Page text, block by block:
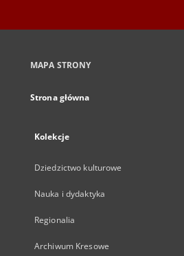
MAPA STRONY
Strona główna
Kolekcje
Dziedzictwo kulturowe
Nauka i dydaktyka
Regionalia
Archiwum Kresowe